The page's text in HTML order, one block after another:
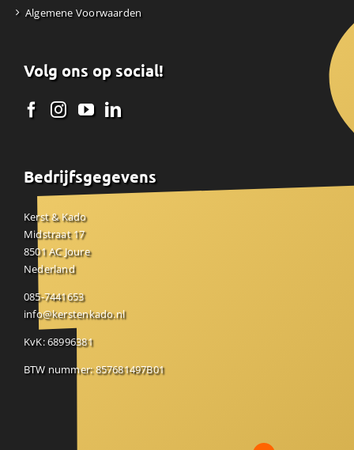
Algemene Voorwaarden
Volg ons op social!
Bedrijfsgegevens
Kerst & Kado
Midstraat 17
8501 AC Joure
Nederland
085-7441653
info@kerstenkado.nl
KvK: 68996381
BTW nummer: 857681497B01